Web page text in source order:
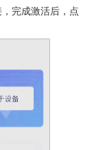
完成激活后，点